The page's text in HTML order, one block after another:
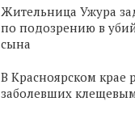
Жительница Ужура
по подозрению в
сына
В Красноярском крае
заболевших